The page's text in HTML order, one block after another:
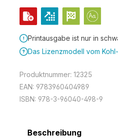
Printausgabe ist nur in
Das Lizenzmodell vom
Produktnummer: 12325
EAN: 9783960404989
ISBN: 978-3-96040-498-9
Beschreibung